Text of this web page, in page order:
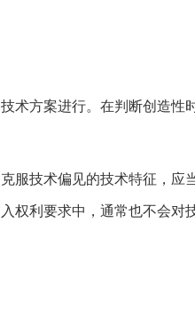
术方案进行。在判断创造性
服技术偏见的技术特征，应
权利要求中，通常也不会对